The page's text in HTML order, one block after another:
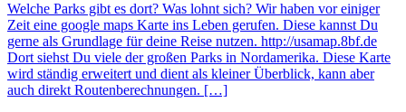
Welche Parks gibt es dort? Was lohnt sich? Wir haben vor einiger
Zeit eine google maps Karte ins Leben gerufen. Diese kannst Du
gerne als Grundlage für deine Reise nutzen. http://usamap.8bf.de
Dort siehst Du viele der großen Parks in Nordamerika. Diese Karte
wird ständig erweitert und dient als kleiner Überblick, kann aber
auch direkt Routenberechnungen. […]